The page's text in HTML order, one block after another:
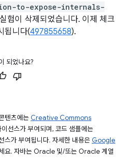
to-expose-internals-
실험이 삭제되었습니다. 이제 체크
됩니다(497855658).
되었나요?
텐츠에는 Creative Commons
선스가 부여되며, 코드 샘플에는
스가 부여됩니다. 자세한 내용은 Google
요. 자바는 Oracle 및/또는 Oracle 계열